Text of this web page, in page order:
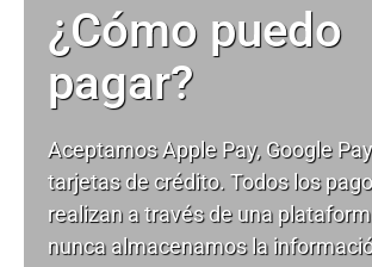
¿Cómo puedo
pagar?
Aceptamos Apple Pay, Google
tarjetas de crédito. Todos los
realizan a través de una
nunca almacenamos la